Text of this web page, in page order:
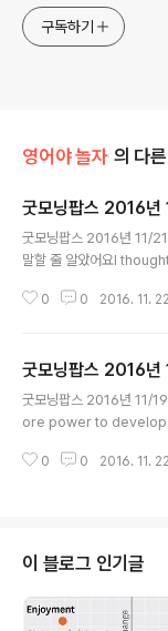
구독하기
영어야 놀자 의 다
굿모닝팝스 2016년
굿모닝팝스 2016년 11/
말할 줄 알았어요I
listened to you. You
merce. I just can't
d..
0 0 2016. 11.
굿모닝팝스 2016
굿모닝팝스 2016년 11/
ore power to develop
uction across the state.
ven ..
0 0 2016. 11.
이 블로그 인기글